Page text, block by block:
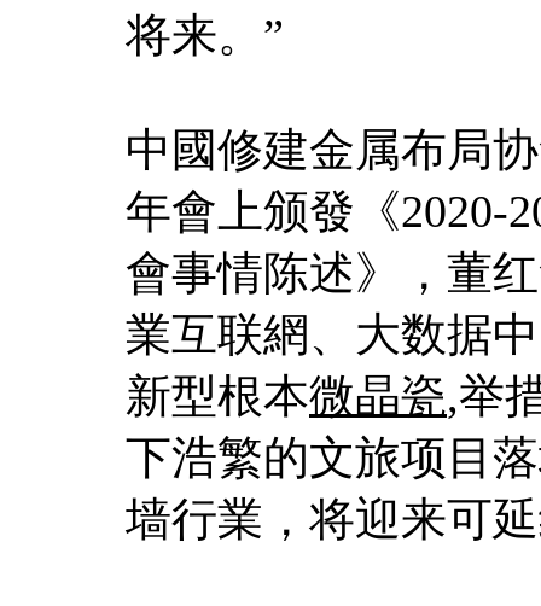
将来。”
中國修建金属布局
年會上颁發《2020-
會事情陈述》，董
業互联網、大数据
新型根本微晶瓷,举
下浩繁的文旅项目
墙行業，将迎来可